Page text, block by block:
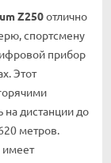
Z250отлично
спортсмену
прибор
Этот
дистанции до
метров.